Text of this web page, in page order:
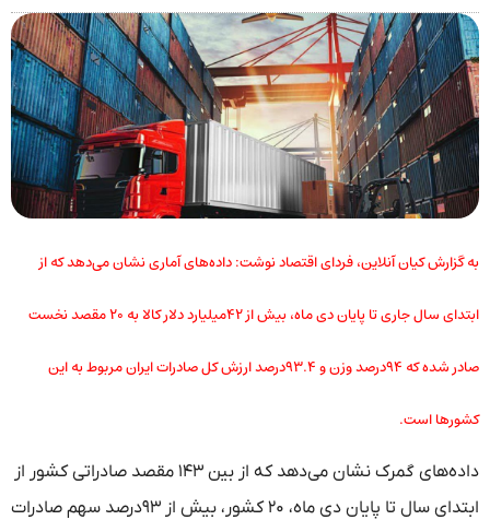
به گزارش کیان آنلاین، فردای اقتصاد نوشت: داده‌های آماری نشان می‌دهد که از
ابتدای سال جاری تا پایان دی ماه، بیش از ۴۲میلیارد دلار کالا به ۲۰ مقصد نخست
صادر شده که ۹۴درصد وزن و ۹۳.۴درصد ارزش کل صادرات ایران مربوط به این
کشورها است.
داده‌های گمرک نشان می‌دهد که از بین ۱۴۳ مقصد صادراتی کشور از
ابتدای سال تا پایان دی ماه، ۲۰ کشور، بیش از ۹۳درصد سهم صادرات